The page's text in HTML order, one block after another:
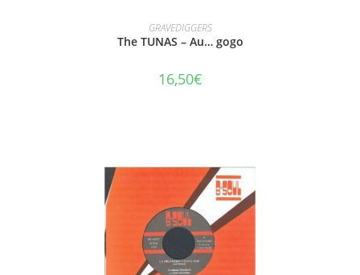
AJOUTER AU PANIER
GRAVEDIGGERS
The TUNAS – Au… gogo
16,50€